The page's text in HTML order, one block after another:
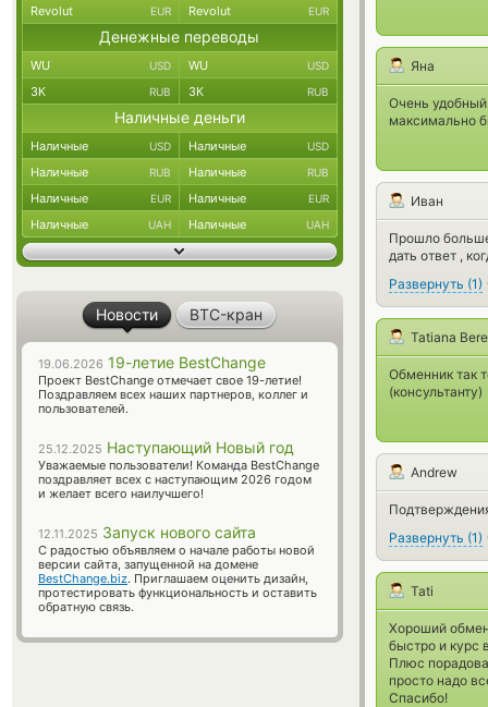
Яна
Очень удобный
максимально
Иван
Прошло
дать ответ ,
Развернуть (1)
Tatiana
Обменник так
(консультанту)
Andrew
Развернуть (1)
Tati
Хороший
быстро и курс
Плюс
просто надо
Спасибо!
Revolut EUR Revolut EUR
Денежные переводы
WU USD WU USD
ЗК RUB ЗК RUB
Наличные деньги
Наличные USD Наличные USD
Наличные RUB Наличные RUB
Наличные EUR Наличные EUR
Наличные UAH Наличные UAH
Новости BTC-кран
19.06.2026 19-летие BestChange
Проект BestChange отмечает свое 19-летие!
Поздравляем всех наших партнеров, коллег и
пользователей.
25.12.2025 Наступающий Новый год
Уважаемые пользователи! Команда BestChange
поздравляет всех с наступающим 2026 годом
и желает всего наилучшего!
12.11.2025 Запуск нового сайта
С радостью объявляем о начале работы новой
версии сайта, запущенной на домене
BestChange.biz. Приглашаем оценить дизайн,
протестировать функциональность и оставить
обратную связь.